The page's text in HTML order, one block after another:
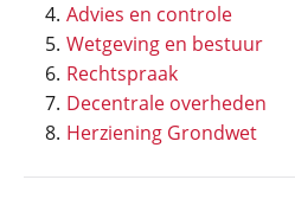
Advies en controle
Wetgeving en bestuur
Rechtspraak
Decentrale overheden
Herziening Grondwet